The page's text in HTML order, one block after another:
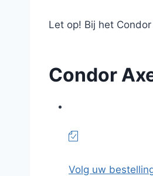
Let op! Bij het
Condor
Volg uw